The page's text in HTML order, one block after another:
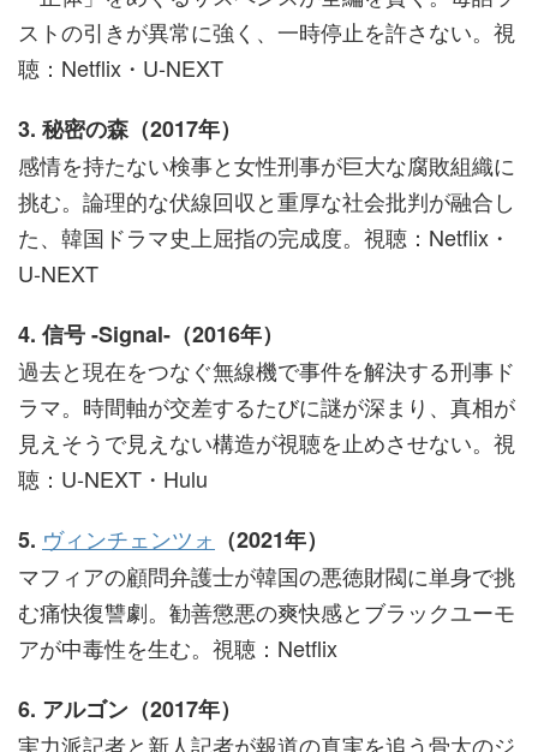
ストの引きが異常に強く、一時停止を許さない。視
聴：Netflix・U-NEXT
3. 秘密の森（2017年）
感情を持たない検事と女性刑事が巨大な腐敗組織に
挑む。論理的な伏線回収と重厚な社会批判が融合し
た、韓国ドラマ史上屈指の完成度。視聴：Netflix・
U-NEXT
4. 信号 -Signal-（2016年）
過去と現在をつなぐ無線機で事件を解決する刑事ド
ラマ。時間軸が交差するたびに謎が深まり、真相が
見えそうで見えない構造が視聴を止めさせない。視
聴：U-NEXT・Hulu
5. ヴィンチェンツォ （2021年）
マフィアの顧問弁護士が韓国の悪徳財閥に単身で挑
む痛快復讐劇。勧善懲悪の爽快感とブラックユーモ
アが中毒性を生む。視聴：Netflix
6. アルゴン（2017年）
実力派記者と新人記者が報道の真実を追う骨太のジ